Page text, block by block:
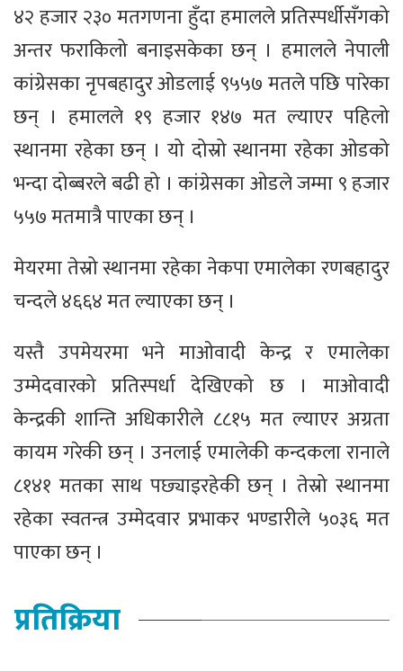
४२ हजार २३० मतगणना हुँदा हमालले प्रतिस्पर्धीसँगको
अन्तर फराकिलो बनाइसकेका छन् । हमालले नेपाली
कांग्रेसका नृपबहादुर ओडलाई ९५५७ मतले पछि पारेका
छन् । हमालले १९ हजार १४७ मत ल्याएर पहिलो
स्थानमा रहेका छन् । यो दोस्रो स्थानमा रहेका ओडको
भन्दा दोब्बरले बढी हो । कांग्रेसका ओडले जम्मा ९ हजार
५५७ मतमात्रै पाएका छन् ।
मेयरमा तेस्रो स्थानमा रहेका नेकपा एमालेका रणबहादुर
चन्दले ४६६४ मत ल्याएका छन् ।
यस्तै उपमेयरमा भने माओवादी केन्द्र र एमालेका
उम्मेदवारको प्रतिस्पर्धा देखिएको छ । माओवादी
केन्द्रकी शान्ति अधिकारीले ८८१५ मत ल्याएर अग्रता
कायम गरेकी छन् । उनलाई एमालेकी कन्दकला रानाले
८१४१ मतका साथ पछ्याइरहेकी छन् । तेस्रो स्थानमा
रहेका स्वतन्त्र उम्मेदवार प्रभाकर भण्डारीले ५०३६ मत
पाएका छन् ।
प्रतिक्रिया